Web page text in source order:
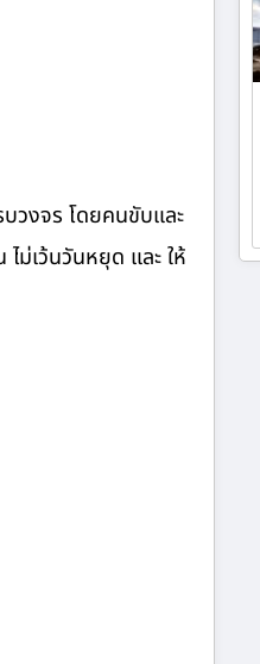
วงจร โดยคนขับและ
ม่เว้นวันหยุด และ ให้